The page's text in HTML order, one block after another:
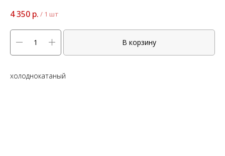
4 350 р. / 1 шт
В корзину
холоднокатаный